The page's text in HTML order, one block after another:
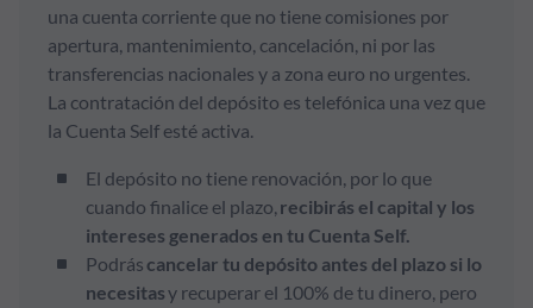
una cuenta corriente que no tiene comisiones por
apertura, mantenimiento, cancelación, ni por las
transferencias nacionales y a zona euro no urgentes.
La contratación del depósito es telefónica una vez que
la Cuenta Self esté activa.
El depósito no tiene renovación, por lo que
cuando finalice el plazo, recibirás el capital y los
intereses generados en tu Cuenta Self.
Podrás cancelar tu depósito antes del plazo si lo
necesitasy recuperar el 100% de tu dinero, pero